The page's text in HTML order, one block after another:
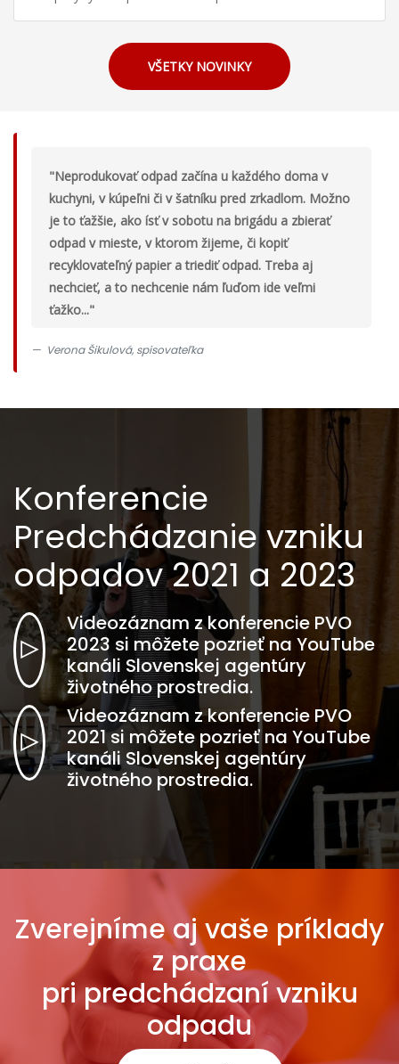
VŠETKY NOVINKY
"Neprodukovať odpad začína u každého doma v
kuchyni, v kúpeľni či v šatníku pred zrkadlom. Možno
je to ťažšie, ako ísť v sobotu na brigádu a zbierať
odpad v mieste, v ktorom žijeme, či kopiť
recyklovateľný papier a triediť odpad. Treba aj
nechcieť, a to nechcenie nám ľuďom ide veľmi
ťažko..."
Verona Šikulová, spisovateľka
Konferencie
Predchádzanie vzniku
odpadov 2021 a 2023
Videozáznam z konferencie PVO
2023 si môžete pozrieť na YouTube
kanáli Slovenskej agentúry
životného prostredia.
Videozáznam z konferencie PVO
2021 si môžete pozrieť na YouTube
kanáli Slovenskej agentúry
životného prostredia.
Zverejníme aj vaše príklady
z praxe
pri predchádzaní vzniku
odpadu